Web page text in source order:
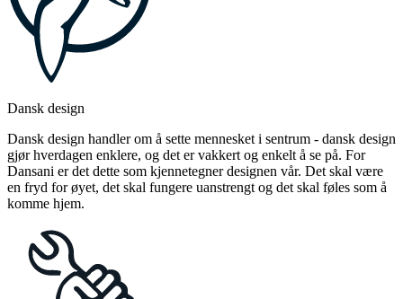
Dansk design
Dansk design handler om å sette mennesket i sentrum - dansk design
gjør hverdagen enklere, og det er vakkert og enkelt å se på. For
Dansani er det dette som kjennetegner designen vår. Det skal være
en fryd for øyet, det skal fungere uanstrengt og det skal føles som å
komme hjem.